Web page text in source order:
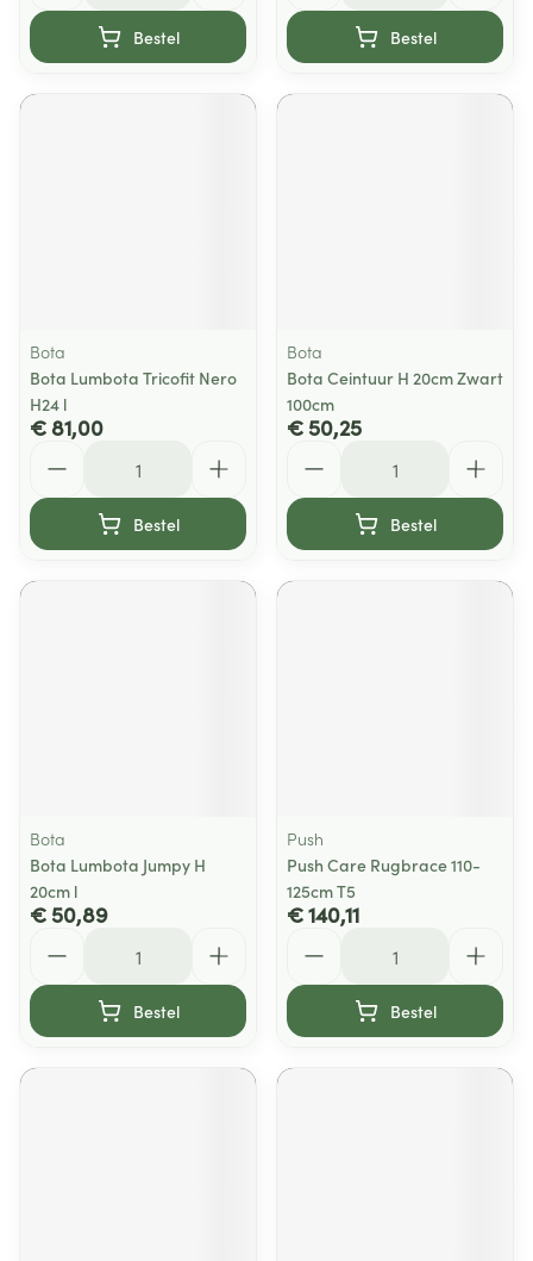
Bestel Bestel
Bota
Bota Lumbota Tricofit Nero
H24 l
€ 81,00
Bestel
Bota
Bota Ceintuur H 20cm Zwart
100cm
€ 50,25
Bestel
Bota
Bota Lumbota Jumpy H
20cm l
€ 50,89
Bestel
Push
Push Care Rugbrace 110-
125cm T5
€ 140,11
Bestel